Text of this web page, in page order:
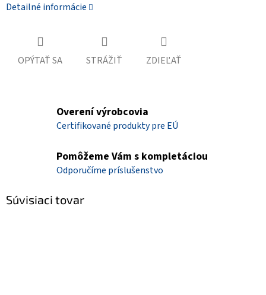
Detailné informácie
OPÝTAŤ SA STRÁŽIŤ ZDIEĽAŤ
Overení výrobcovia
Certifikované produkty pre EÚ
Pomôžeme Vám s kompletáciou
Odporučíme príslušenstvo
Súvisiaci tovar